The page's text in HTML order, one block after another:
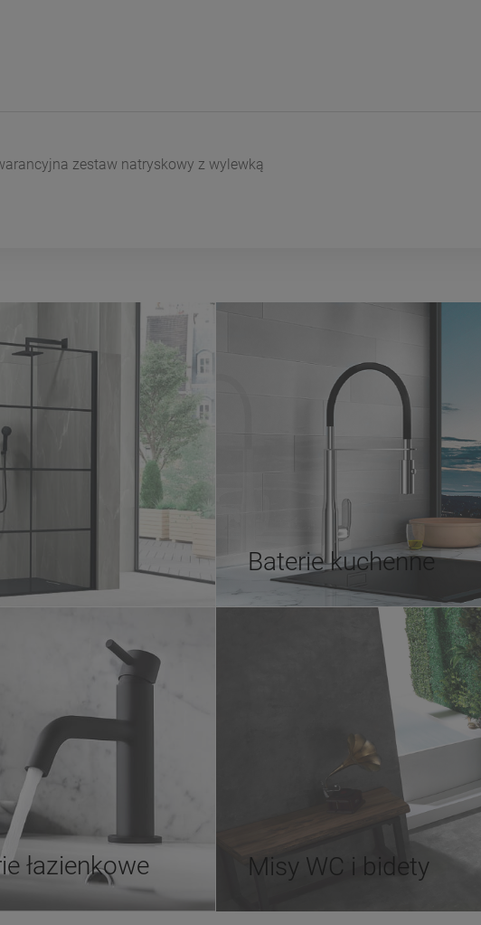
zestaw natryskowy z wylewką
Baterie kuchenne
Misy WC i bidety
łazienkowe